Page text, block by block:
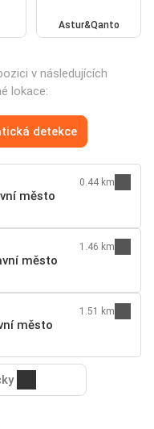
Astur&Qanto
v následujících
lokace:
detekce
město
0.44 km
město
1.46 km
město
1.51 km